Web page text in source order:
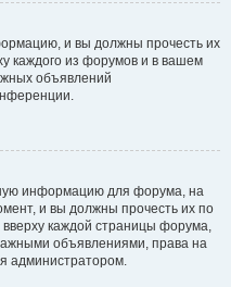
и вы должны прочесть их
каждого из форумов и в вашем
объявлений
информацию для форума, на
и вы должны прочесть их по
каждой страницы форума,
объявлениями, права на
администратором.